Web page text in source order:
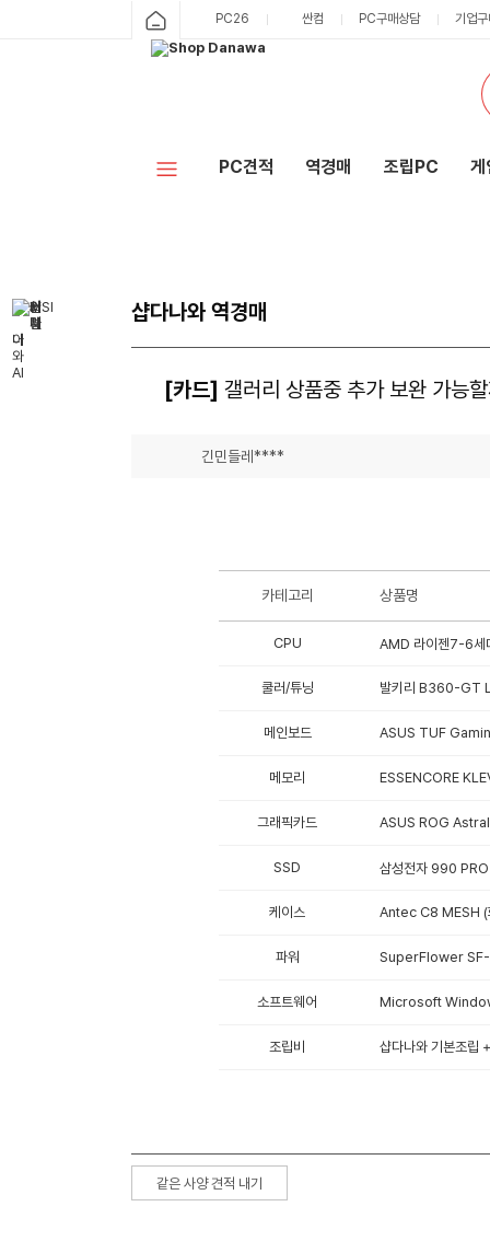
PC26 싼컴 PC구매상담 기업
PC견적 역경매 조립PC 게
샵다나와 역경매
[카드] 갤러리 상품중 추가 보완 가능
긴민들레****
카테고리 상품명
CPU AMD 라이젠7-6세
쿨러/튜닝 발키리 B360-GT
메인보드 ASUS TUF
메모리 ESSENCORE
그래픽카드 ASUS ROG
SSD 삼성전자 990
케이스 Antec C8 MESH (
파워 SuperFlower SF-
소프트웨어 Microsoft
조립비 샵다나와 기본조립
같은 사양 견적 내기